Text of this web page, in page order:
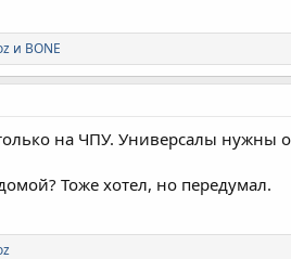
и BONE
на ЧПУ. Универсалы нужны
Тоже хотел, но передумал.